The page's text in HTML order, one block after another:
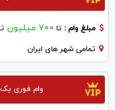
مبلغ وام : تا 700 میلیون
تمامی شهر های ایران
وام فوری